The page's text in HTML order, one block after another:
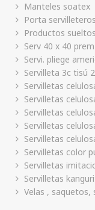
Manteles soatex
Porta servilleteros
Productos sueltos
Serv 40 x 40
Servi. pliege
Servilleta 3c tisú
Servilletas
Servilletas
Servilletas
Servilletas
Servilletas
Servilletas color
Servilletas
Servilletas
Velas , saquetos,